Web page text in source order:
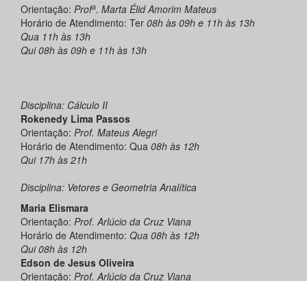
Orientação: Profa. Marta Élid Amorim Mateus
Horário de Atendimento: Ter 08h às 09h e 11h às 13h
Qua 11h às 13h
Qui 08h às 09h e 11h às 13h
Disciplina: Cálculo II
Rokenedy Lima Passos
Orientação: Prof. Mateus Alegri
Horário de Atendimento: Qua 08h às 12h
Qui 17h às 21h
Disciplina: Vetores e Geometria Analítica
Maria Elismara
Orientação: Prof. Arlúcio da Cruz Viana
Horário de Atendimento: Qua 08h às 12h
Qui 08h às 12h
Edson de Jesus Oliveira
Orientação: Prof. Arlúcio da Cruz Viana